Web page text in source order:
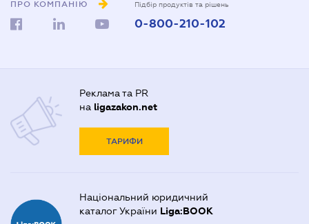
ПРО КОМПАНІЮ Підбір продуктів та рішень
0-800-210-102
Реклама та PR
на ligazakon.net
ТАРИФИ
Національний юридичний
каталог України Liga:BOOK